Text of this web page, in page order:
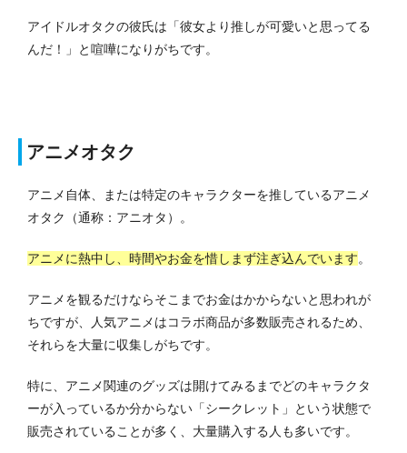
アイドルオタクの彼氏は「彼女より推しが可愛いと思ってる
んだ！」と喧嘩になりがちです。
アニメオタク
アニメ自体、または特定のキャラクターを推しているアニメ
オタク（通称：アニオタ）。
アニメに熱中し、時間やお金を惜しまず注ぎ込んでいます。
アニメを観るだけならそこまでお金はかからないと思われが
ちですが、人気アニメはコラボ商品が多数販売されるため、
それらを大量に収集しがちです。
特に、アニメ関連のグッズは開けてみるまでどのキャラクタ
ーが入っているか分からない「シークレット」という状態で
販売されていることが多く、大量購入する人も多いです。